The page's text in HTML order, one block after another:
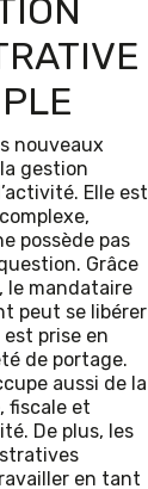
nouveaux
gestion
Elle est
possède pas
Grâce
le mandataire
peut se libérer
prise en
de portage.
aussi de la
fiscale et
De plus, les
en tant